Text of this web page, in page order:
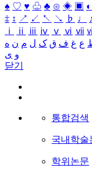
♠ ♡ ♥ ♧ ♣ ⊙ ◈ ▣ ◐
‡ ↕ ↗ ↙ ↖ ↘ ♭ ♩
ⅰ
ⅱ ⅲ ⅳ ⅴ ⅵ ⅶ
ع غ ف ق ک ل م ن ه
و ی
닫기
통합검색
국내학술
학위논문